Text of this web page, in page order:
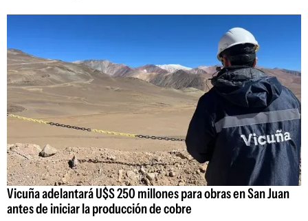
Vicuña adelantará U$S 250 millones para obras en San Juan
antes de iniciar la producción de cobre